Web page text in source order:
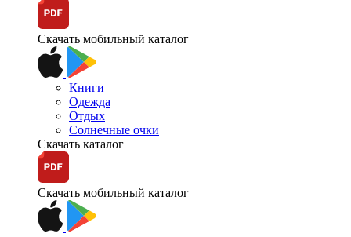
Скачать мобильный каталог
Книги
Одежда
Отдых
Солнечные очки
Скачать каталог
Скачать мобильный каталог